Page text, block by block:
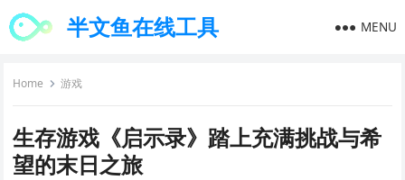
半文鱼在线工具 MENU
Home 游戏
生存游戏《启示录》踏上充满挑战与希
望的末日之旅